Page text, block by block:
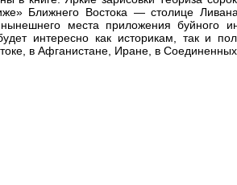
Ближнего Востока — столице
места приложения буйного
интересно как историкам, так и
в Афганистане, Иране, в Соединенных